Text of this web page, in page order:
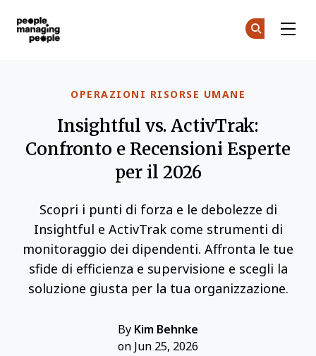
OPERAZIONI RISORSE UMANE
Insightful vs. ActivTrak:
Confronto e Recensioni Esperte
per il 2026
Scopri i punti di forza e le debolezze di
Insightful e ActivTrak come strumenti di
monitoraggio dei dipendenti. Affronta le tue
sfide di efficienza e supervisione e scegli la
soluzione giusta per la tua organizzazione.
By Kim Behnke
on Jun 25, 2026